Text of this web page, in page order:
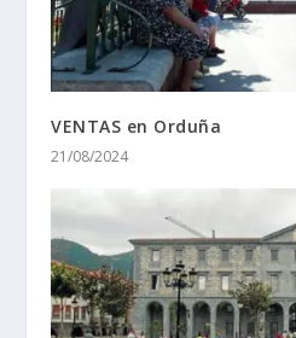
VENTAS en Orduña
21/08/2024